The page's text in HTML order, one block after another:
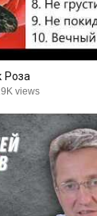
Роза
views